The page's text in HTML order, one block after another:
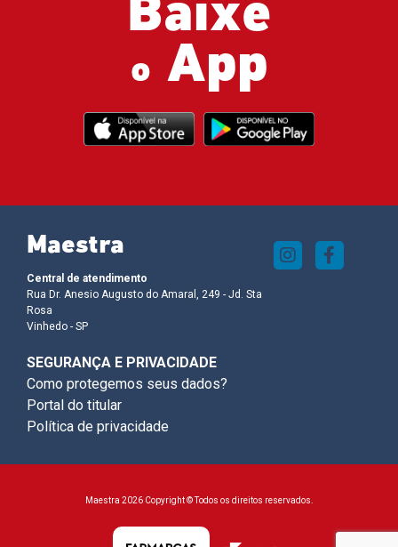
Baixe
o App
Maestra
Central de atendimento
Rua Dr. Anesio Augusto do Amaral, 249 - Jd. Sta
Rosa
Vinhedo - SP
SEGURANÇA E PRIVACIDADE
Como protegemos seus dados?
Portal do titular
Política de privacidade
Maestra 2026 Copyright © Todos os direitos reservados.